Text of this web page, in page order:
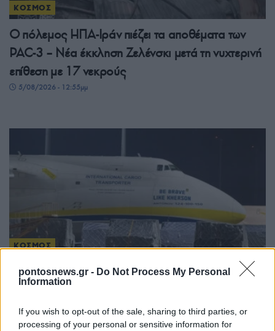
pontosnews.gr - Do Not Process My Personal
Information
If you wish to opt-out of the sale, sharing to third parties, or
processing of your personal or sensitive information for
ΚΟΣΜΟΣ
Ο πόλεμος ΗΠΑ-Ιράν πιέζει τα αποθέματα των
PAC-3 – Νέα έκκληση Ζελένσκι μετά τη νυχτερινή
επίθεση με 17 νεκρούς
5/08/2026 - 12:55μμ
ΚΟΣΜΟΣ
Συναγερμός στη Λειψία: Drone κοντά σε
cargo της DHL
5/08/2026 - 12:31μμ